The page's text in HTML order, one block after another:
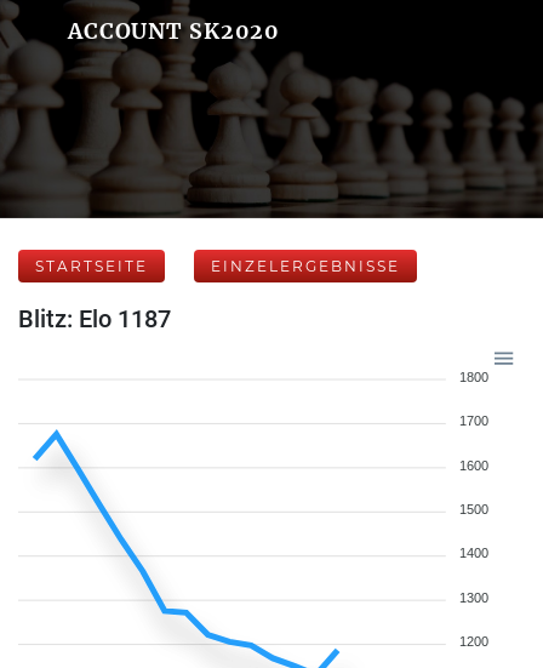
ACCOUNT SK2020
STARTSEITE EINZELERGEBNISSE
Blitz: Elo 1187
1800
1700
1600
1500
1400
1300
1200